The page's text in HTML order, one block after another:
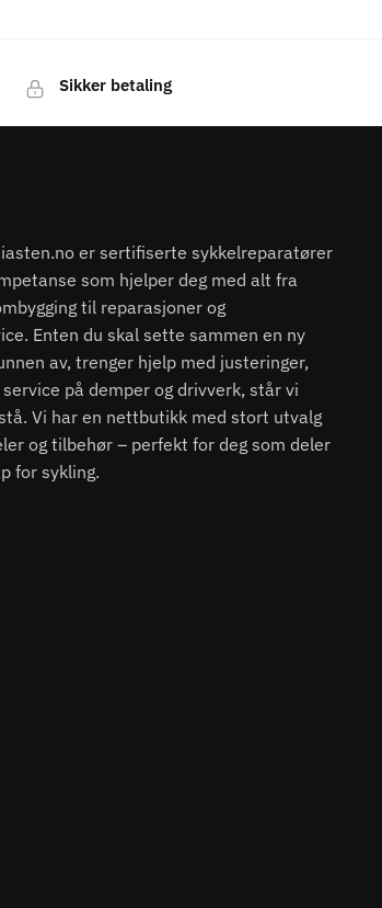
Sikker betaling
er sertifiserte sykkelreparatører
som hjelper deg med alt fra
til reparasjoner og
Enten du skal sette sammen en ny
av, trenger hjelp med justeringer,
på demper og drivverk, står vi
Vi har en nettbutikk med stort utvalg
og tilbehør – perfekt for deg som deler
for sykling.